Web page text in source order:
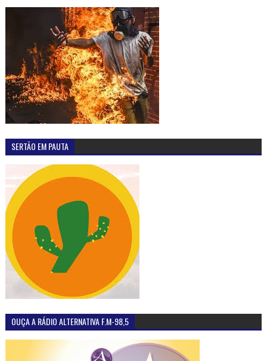
SERTÃO EM PAUTA
OUÇA A RÁDIO ALTERNATIVA F.M-98,5